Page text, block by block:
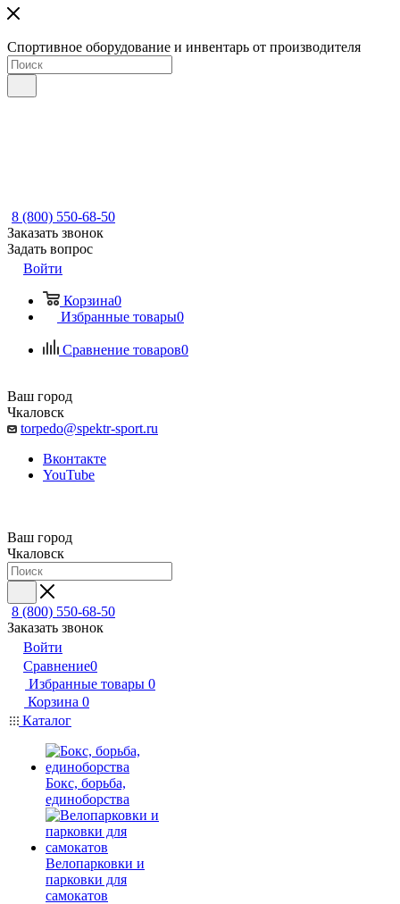
Спортивное оборудование и инвентарь от производителя
8 (800) 550-68-50
Заказать звонок
Задать вопрос
Войти
Корзина0
Избранные товары0
Сравнение товаров0
Ваш город
Чкаловск
torpedo@spektr-sport.ru
Вконтакте
YouTube
Ваш город
Чкаловск
8 (800) 550-68-50
Заказать звонок
Войти
Сравнение0
Избранные товары 0
Корзина 0
Каталог
Бокс, борьба,
единоборства
Велопарковки и
парковки для
самокатов